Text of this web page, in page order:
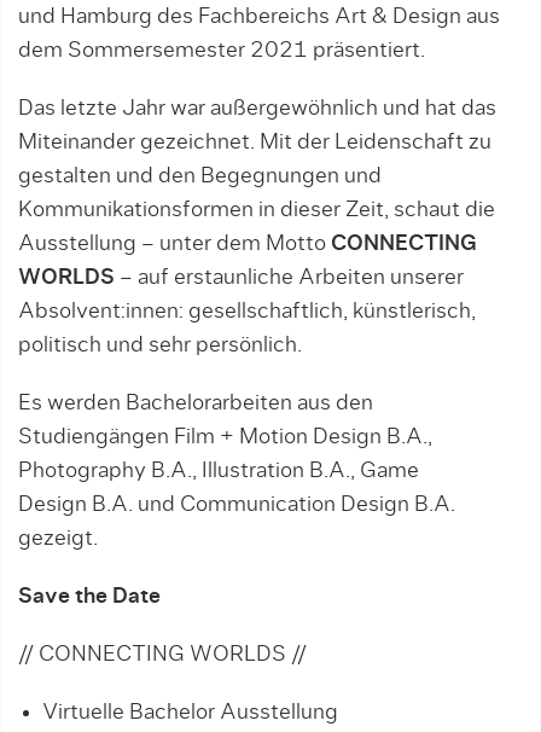
und Hamburg des Fachbereichs Art & Design aus
dem Sommersemester 2021 präsentiert.
Das letzte Jahr war außergewöhnlich und hat das
Miteinander gezeichnet. Mit der Leidenschaft zu
gestalten und den Begegnungen und
Kommunikationsformen in dieser Zeit, schaut die
Ausstellung – unter dem Motto CONNECTING
WORLDS – auf erstaunliche Arbeiten unserer
Absolvent:innen: gesellschaftlich, künstlerisch,
politisch und sehr persönlich.
Es werden Bachelorarbeiten aus den
Studiengängen Film + Motion Design B.A.,
Photography B.A., Illustration B.A., Game
Design B.A. und Communication Design B.A.
gezeigt.
Save the Date
// CONNECTING WORLDS //
Virtuelle Bachelor Ausstellung